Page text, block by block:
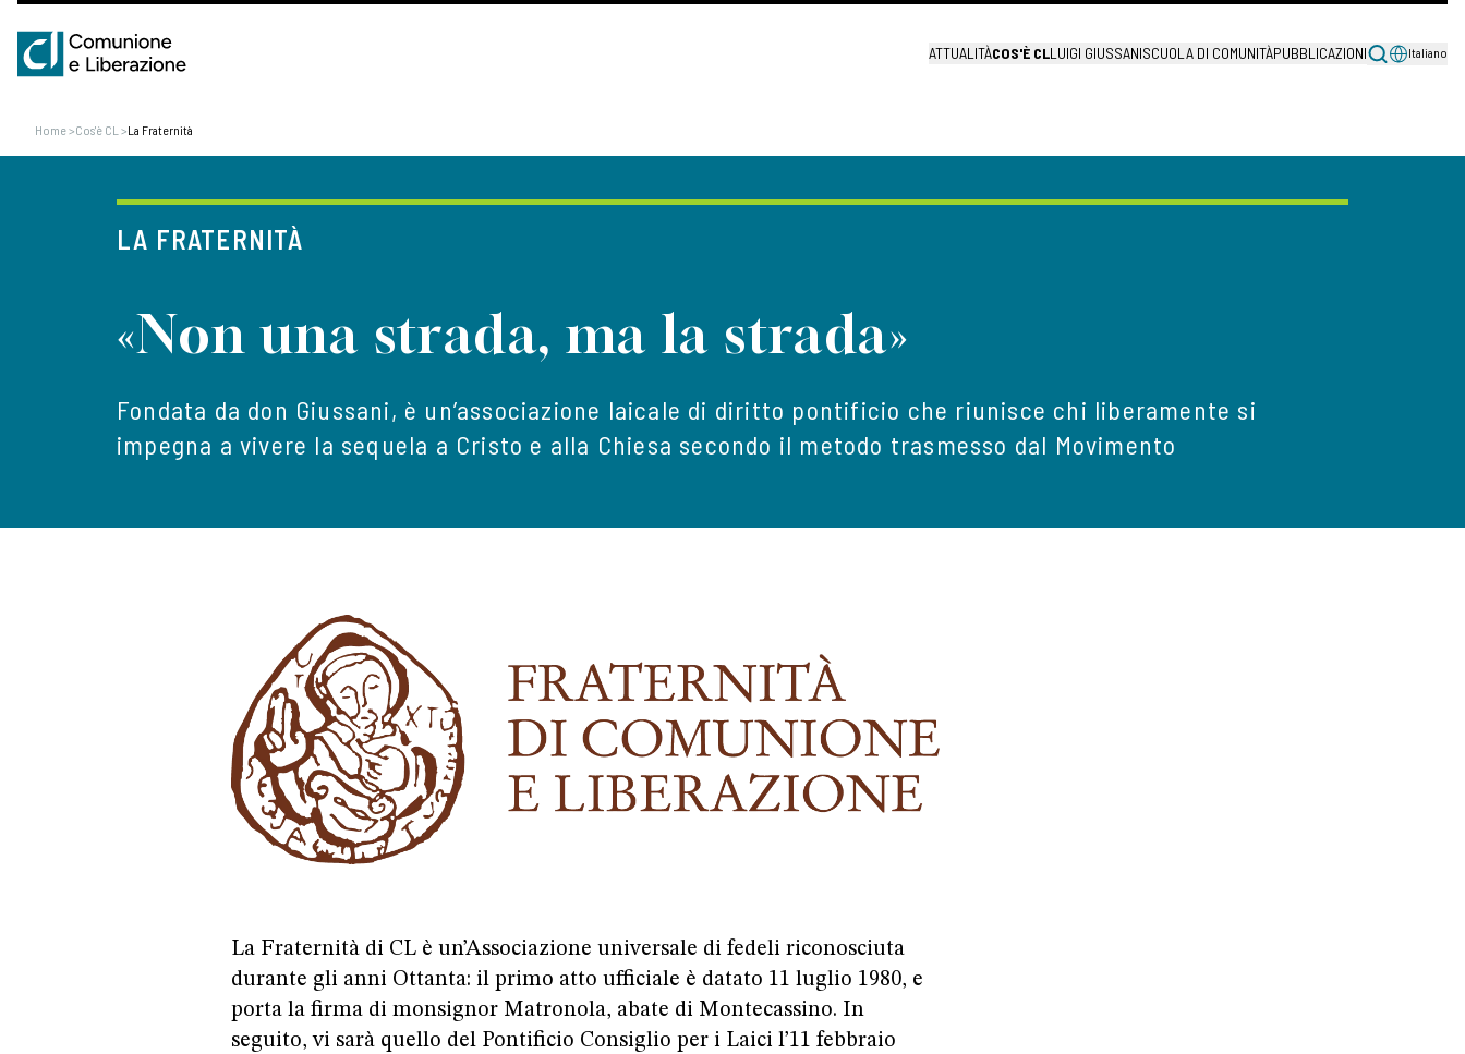
ATTUALITÀCOS'È CLLUIGI GIUSSANISCUOLA DI COMUNITÀPUBBLICAZIONI Italiano
Home>Cos'è CL >La Fraternità
LA FRATERNITÀ
«Non una strada, ma la strada»
Fondata da don Giussani, è un’associazione laicale di diritto pontificio che riunisce chi liberamente si
impegna a vivere la sequela a Cristo e alla Chiesa secondo il metodo trasmesso dal Movimento
La Fraternità di CL è un’Associazione universale di fedeli riconosciuta
durante gli anni Ottanta: il primo atto ufficiale è datato 11 luglio 1980, e
porta la firma di monsignor Matronola, abate di Montecassino. In
seguito, vi sarà quello del Pontificio Consiglio per i Laici l’11 febbraio